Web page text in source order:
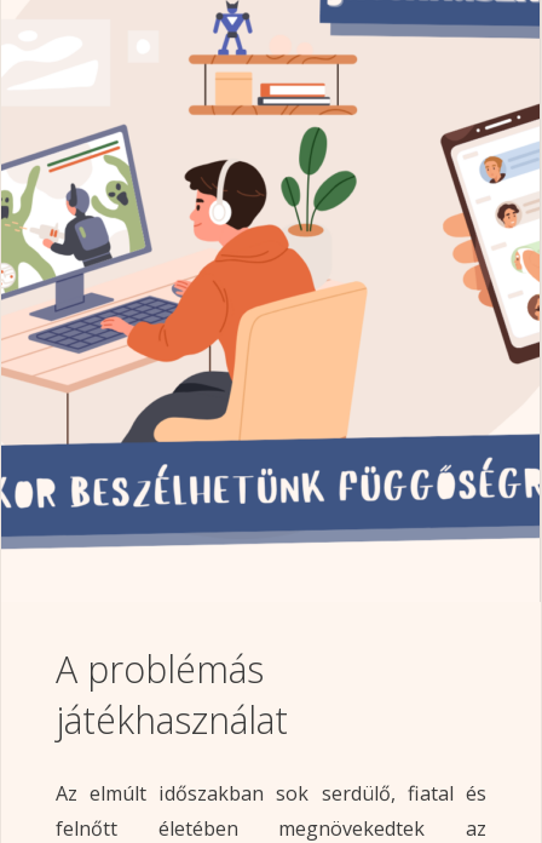
A problémás
játékhasználat
Az elmúlt időszakban sok serdülő, fiatal és
felnőtt életében megnövekedtek az